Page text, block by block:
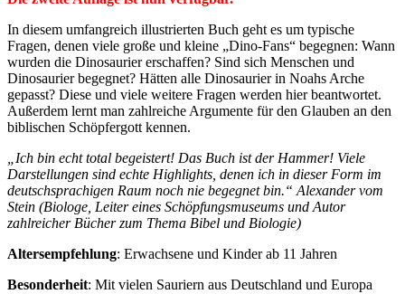
In diesem umfangreich illustrierten Buch geht es um typische
Fragen, denen viele große und kleine „Dino-Fans“ begegnen: Wann
wurden die Dinosaurier erschaffen? Sind sich Menschen und
Dinosaurier begegnet? Hätten alle Dinosaurier in Noahs Arche
gepasst? Diese und viele weitere Fragen werden hier beantwortet.
Außerdem lernt man zahlreiche Argumente für den Glauben an den
biblischen Schöpfergott kennen.
„Ich bin echt total begeistert! Das Buch ist der Hammer! Viele
Darstellungen sind echte Highlights, denen ich in dieser Form im
deutschsprachigen Raum noch nie begegnet bin.“ Alexander vom
Stein (Biologe, Leiter eines Schöpfungsmuseums und Autor
zahlreicher Bücher zum Thema Bibel und Biologie)
Altersempfehlung: Erwachsene und Kinder ab 11 Jahren
Besonderheit: Mit vielen Sauriern aus Deutschland und Europa